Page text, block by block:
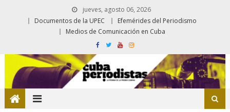
jueves, agosto 06, 2026
Documentos de la UPEC
Efemérides del Periodismo
Medios de Comunicación en Cuba